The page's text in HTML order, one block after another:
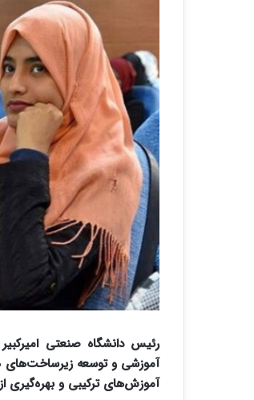
رئیس دانشگاه صنعتی
آموزشی و توسعه زیرساخت‌های
آموزش‌های ترکیبی و بهره‌گیری